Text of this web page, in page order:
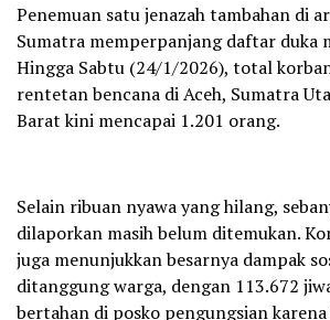
Penemuan satu jenazah tambahan di
Sumatra memperpanjang daftar duka
Hingga Sabtu (24/1/2026), total
rentetan bencana di Aceh, Sumatra
Barat kini mencapai 1.201 orang.
Selain ribuan nyawa yang hilang,
dilaporkan masih belum ditemukan.
juga menunjukkan besarnya dampak
ditanggung warga, dengan 113.672
bertahan di posko pengungsian